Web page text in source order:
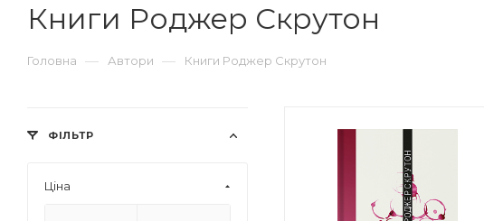
Книги Роджер Скрутон
Головна — Автори — Книги Роджер Скрутон
ФІЛЬТР
Ціна